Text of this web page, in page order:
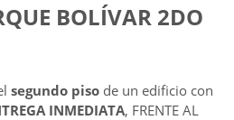
BOLÍVAR 2DO
segundo piso de un edificio con
INMEDIATA, FRENTE AL